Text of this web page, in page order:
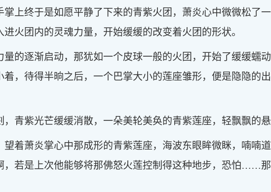
掌上终于是如愿平静了下来的青紫火团，萧炎心中微微松了
进火团内的灵魂力量，开始缓缓的改变着火团的形状。
量的逐渐启动，那犹如一个皮球一般的火团，开始了缓缓蠕
着，待得半晌之后，一个巴掌大小的莲座雏形，便是隐隐的
，青紫光芒缓缓消散，一朵美轮美奂的青紫莲座，轻飘飘的悬
望着萧炎掌心中那成形的青紫莲座，海波东眼眸微眯，喃喃
，若是上次他能够将那佛怒火莲控制得这种地步，恐怕……